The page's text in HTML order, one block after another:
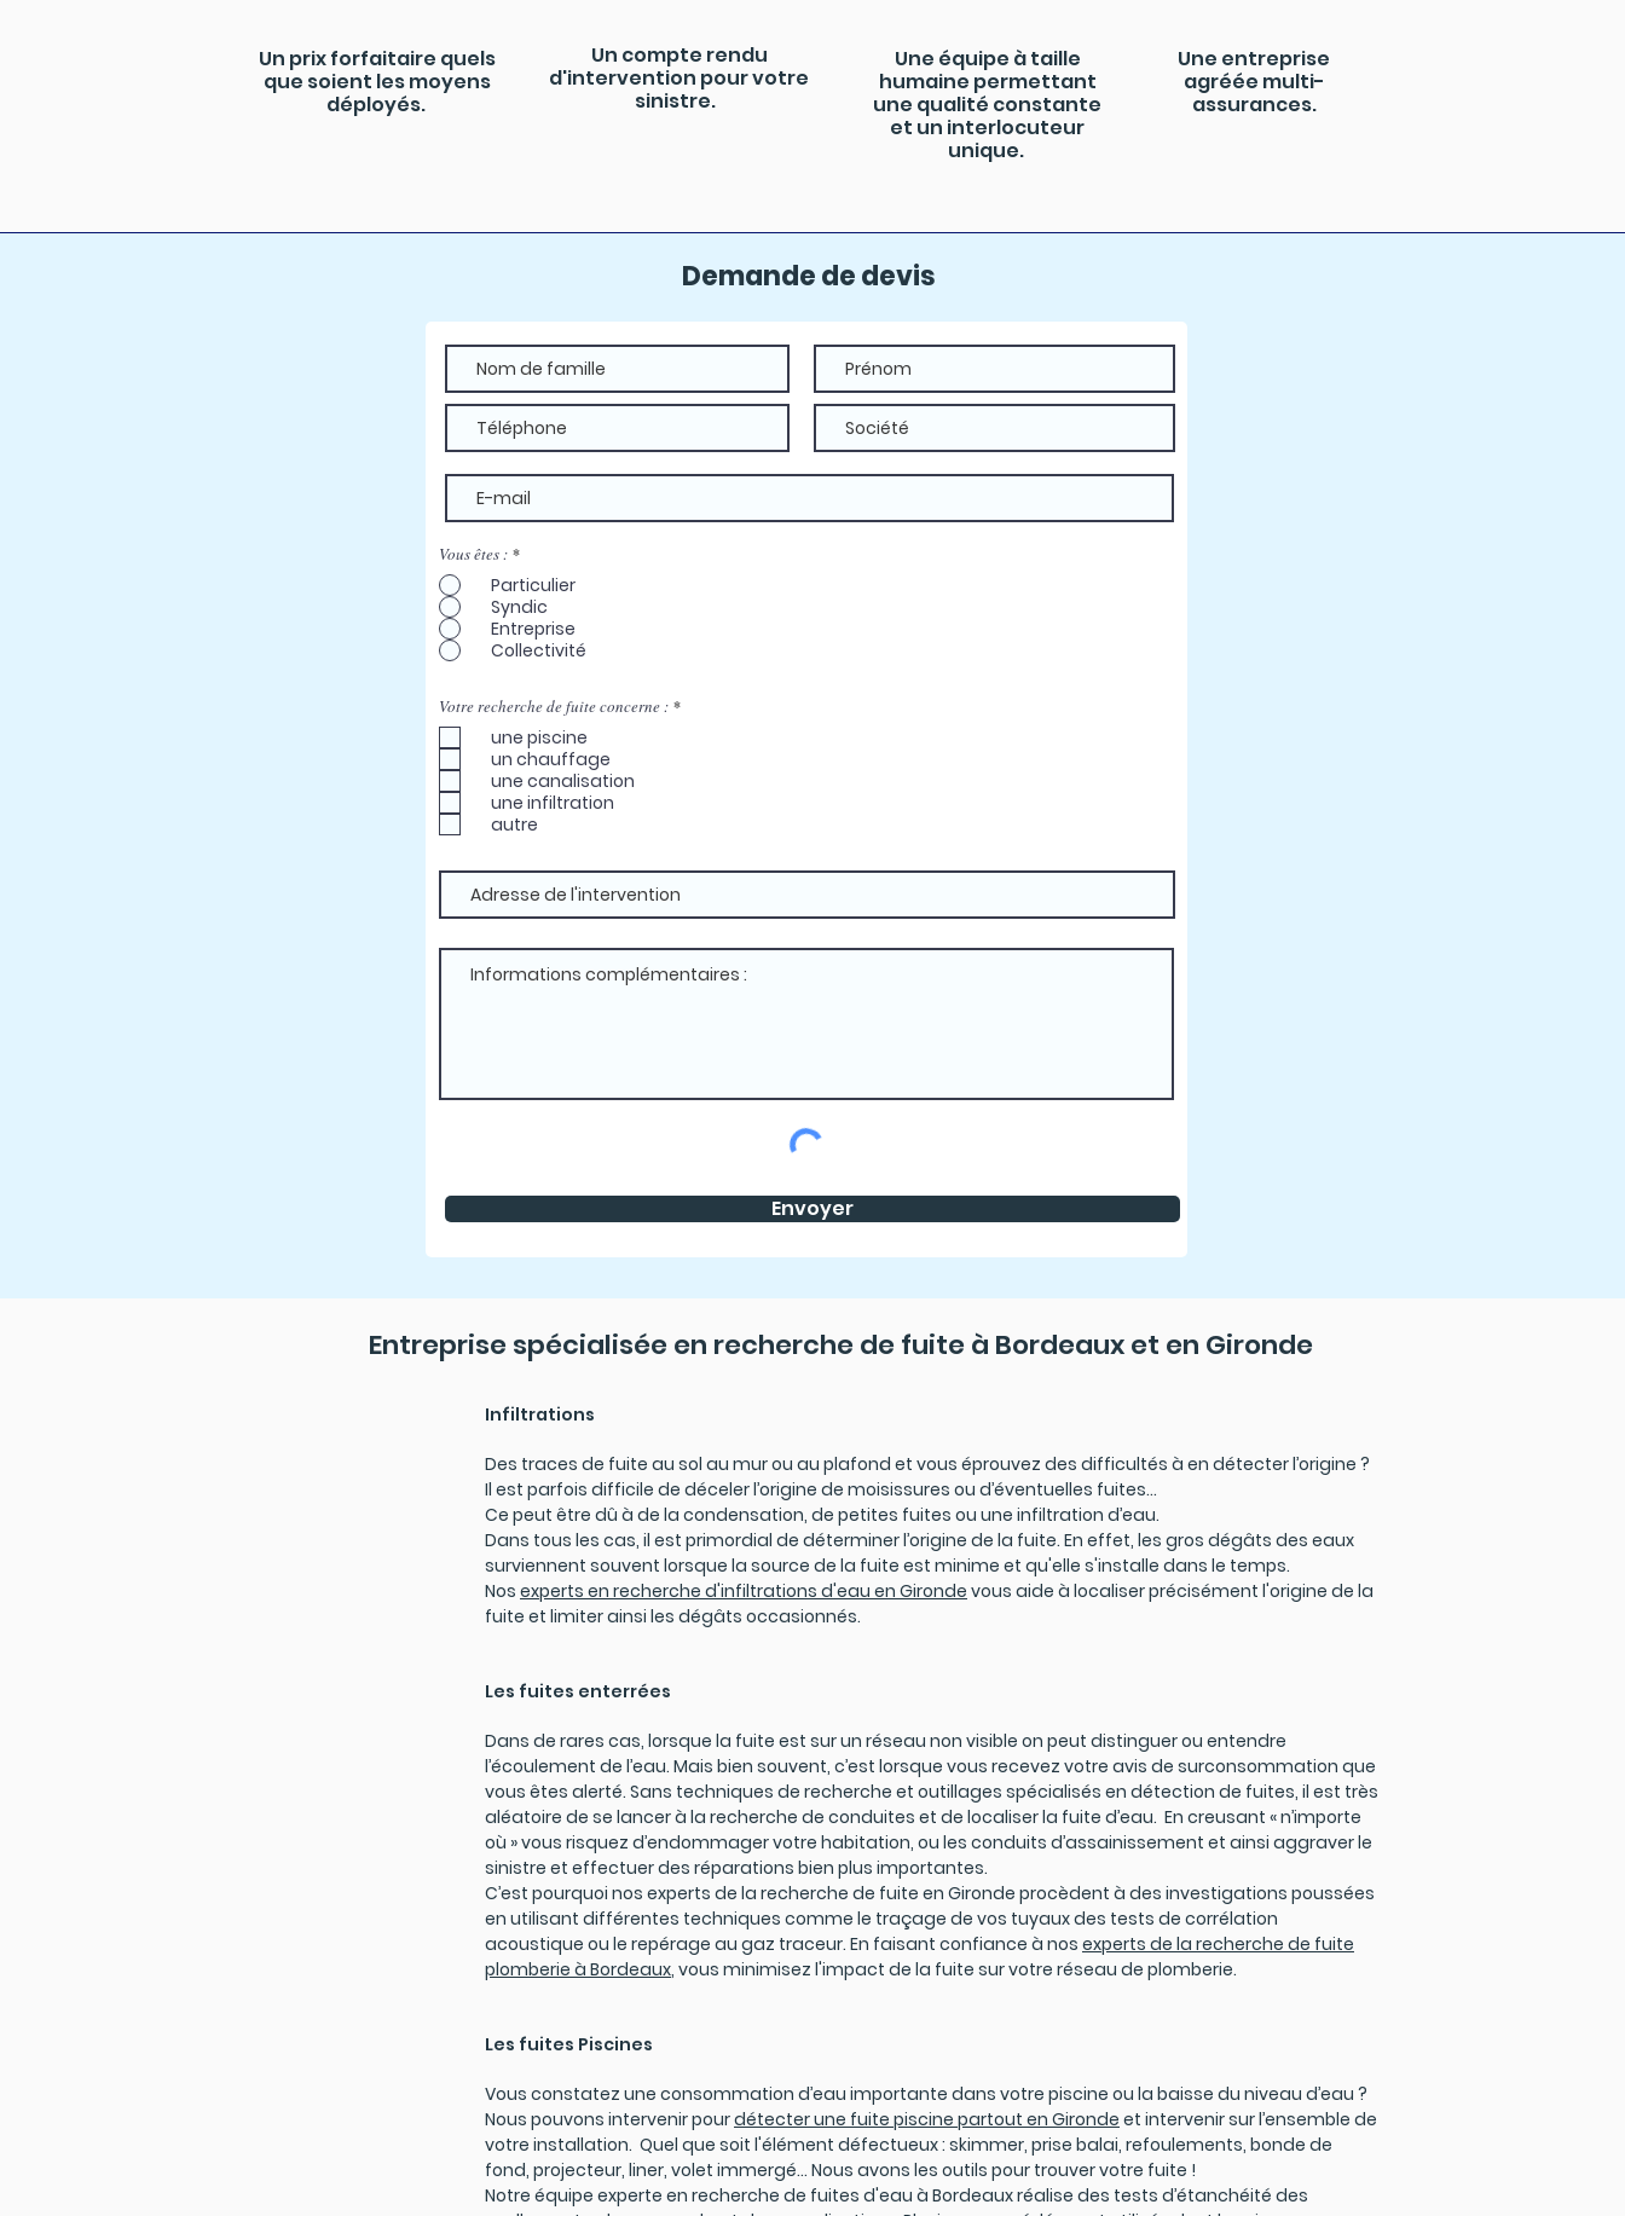
Un prix forfaitaire quels
que soient les moyens
déployés.
Un compte rendu
d'intervention pour votre
sinistre.
Une équipe à taille
humaine permettant
une qualité constante
et un interlocuteur
unique.
Une entreprise
agréée multi-
assurances.
Demande de devis
Vous êtes : *
Particulier
Syndic
Entreprise
Collectivité
Votre recherche de fuite concerne : *O
une piscine
un chauffage
une canalisation
une infiltration
autre
Envoyer
Entreprise spécialisée en recherche de fuite à Bordeaux et en Gironde
Infiltrations
Des traces de fuite au sol au mur ou au plafond et vous éprouvez des difficultés à en détecter l’origine ?
Il est parfois difficile de déceler l’origine de moisissures ou d’éventuelles fuites...
Ce peut être dû à de la condensation, de petites fuites ou une infiltration d’eau.
Dans tous les cas, il est primordial de déterminer l’origine de la fuite. En effet, les gros dégâts des eaux
surviennent souvent lorsque la source de la fuite est minime et qu'elle s'installe dans le temps.
Nos experts en recherche d'infiltrations d'eau en Gironde vous aide à localiser précisément l'origine de la
fuite et limiter ainsi les dégâts occasionnés.
Les fuites enterrées
Dans de rares cas, lorsque la fuite est sur un réseau non visible on peut distinguer ou entendre
l’écoulement de l’eau. Mais bien souvent, c’est lorsque vous recevez votre avis de surconsommation que
vous êtes alerté. Sans techniques de recherche et outillages spécialisés en détection de fuites, il est très
aléatoire de se lancer à la recherche de conduites et de localiser la fuite d’eau. En creusant « n’importe
où » vous risquez d’endommager votre habitation, ou les conduits d’assainissement et ainsi aggraver le
sinistre et effectuer des réparations bien plus importantes.
C’est pourquoi nos experts de la recherche de fuite en Gironde procèdent à des investigations poussées
en utilisant différentes techniques comme le traçage de vos tuyaux des tests de corrélation
acoustique ou le repérage au gaz traceur. En faisant confiance à nos experts de la recherche de fuite
plomberie à Bordeaux, vous minimisez l'impact de la fuite sur votre réseau de plomberie.
Les fuites Piscines
Vous constatez une consommation d’eau importante dans votre piscine ou la baisse du niveau d’eau ?
Nous pouvons intervenir pourdétecter une fuite piscine partout en Gironde et intervenir sur l’ensemble de
votre installation. Quel que soit l'élément défectueux : skimmer, prise balai, refoulements, bonde de
fond, projecteur, liner, volet immergé... Nous avons les outils pour trouver votre fuite !
Notre équipe experte en recherche de fuites d'eau à Bordeaux réalise des tests d’étanchéité des